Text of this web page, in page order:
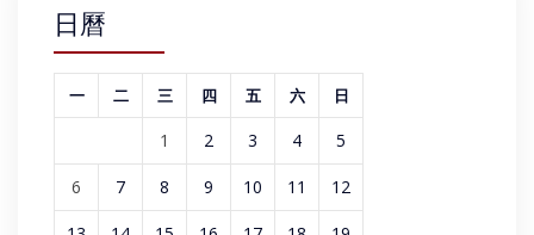
日曆
一 二 三 四 五 六 日
1 2 3 4 5
6 7 8 9 10 11 12